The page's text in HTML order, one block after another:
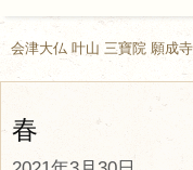
会津大仏 叶山 三寶院 願成
春